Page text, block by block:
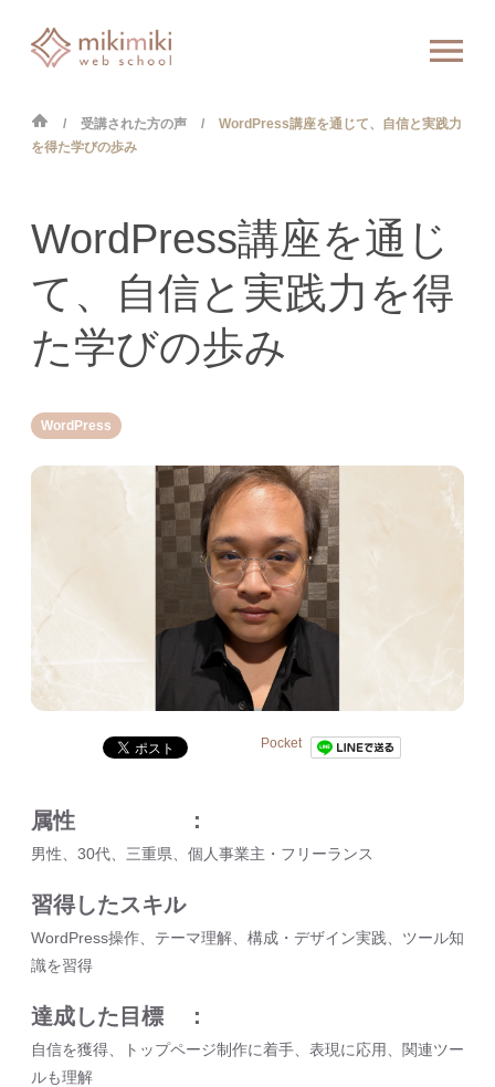
受講された方の声
WordPress講座を通じて、自信と実践力
を得た学びの歩み
WordPress
WordPress講座を通じ
て、自信と実践力を得
た学びの歩み
Pocket
属性
男性、30代、三重県、個人事業主・フリーランス
習得したスキル
WordPress操作、テーマ理解、構成・デザイン実践、ツール知
識を習得
達成した目標
自信を獲得、トップページ制作に着手、表現に応用、関連ツー
ルも理解